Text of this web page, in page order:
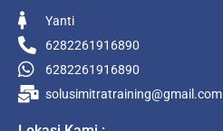
Yanti
6282261916890
6282261916890
solusimitratraining@gmail.com